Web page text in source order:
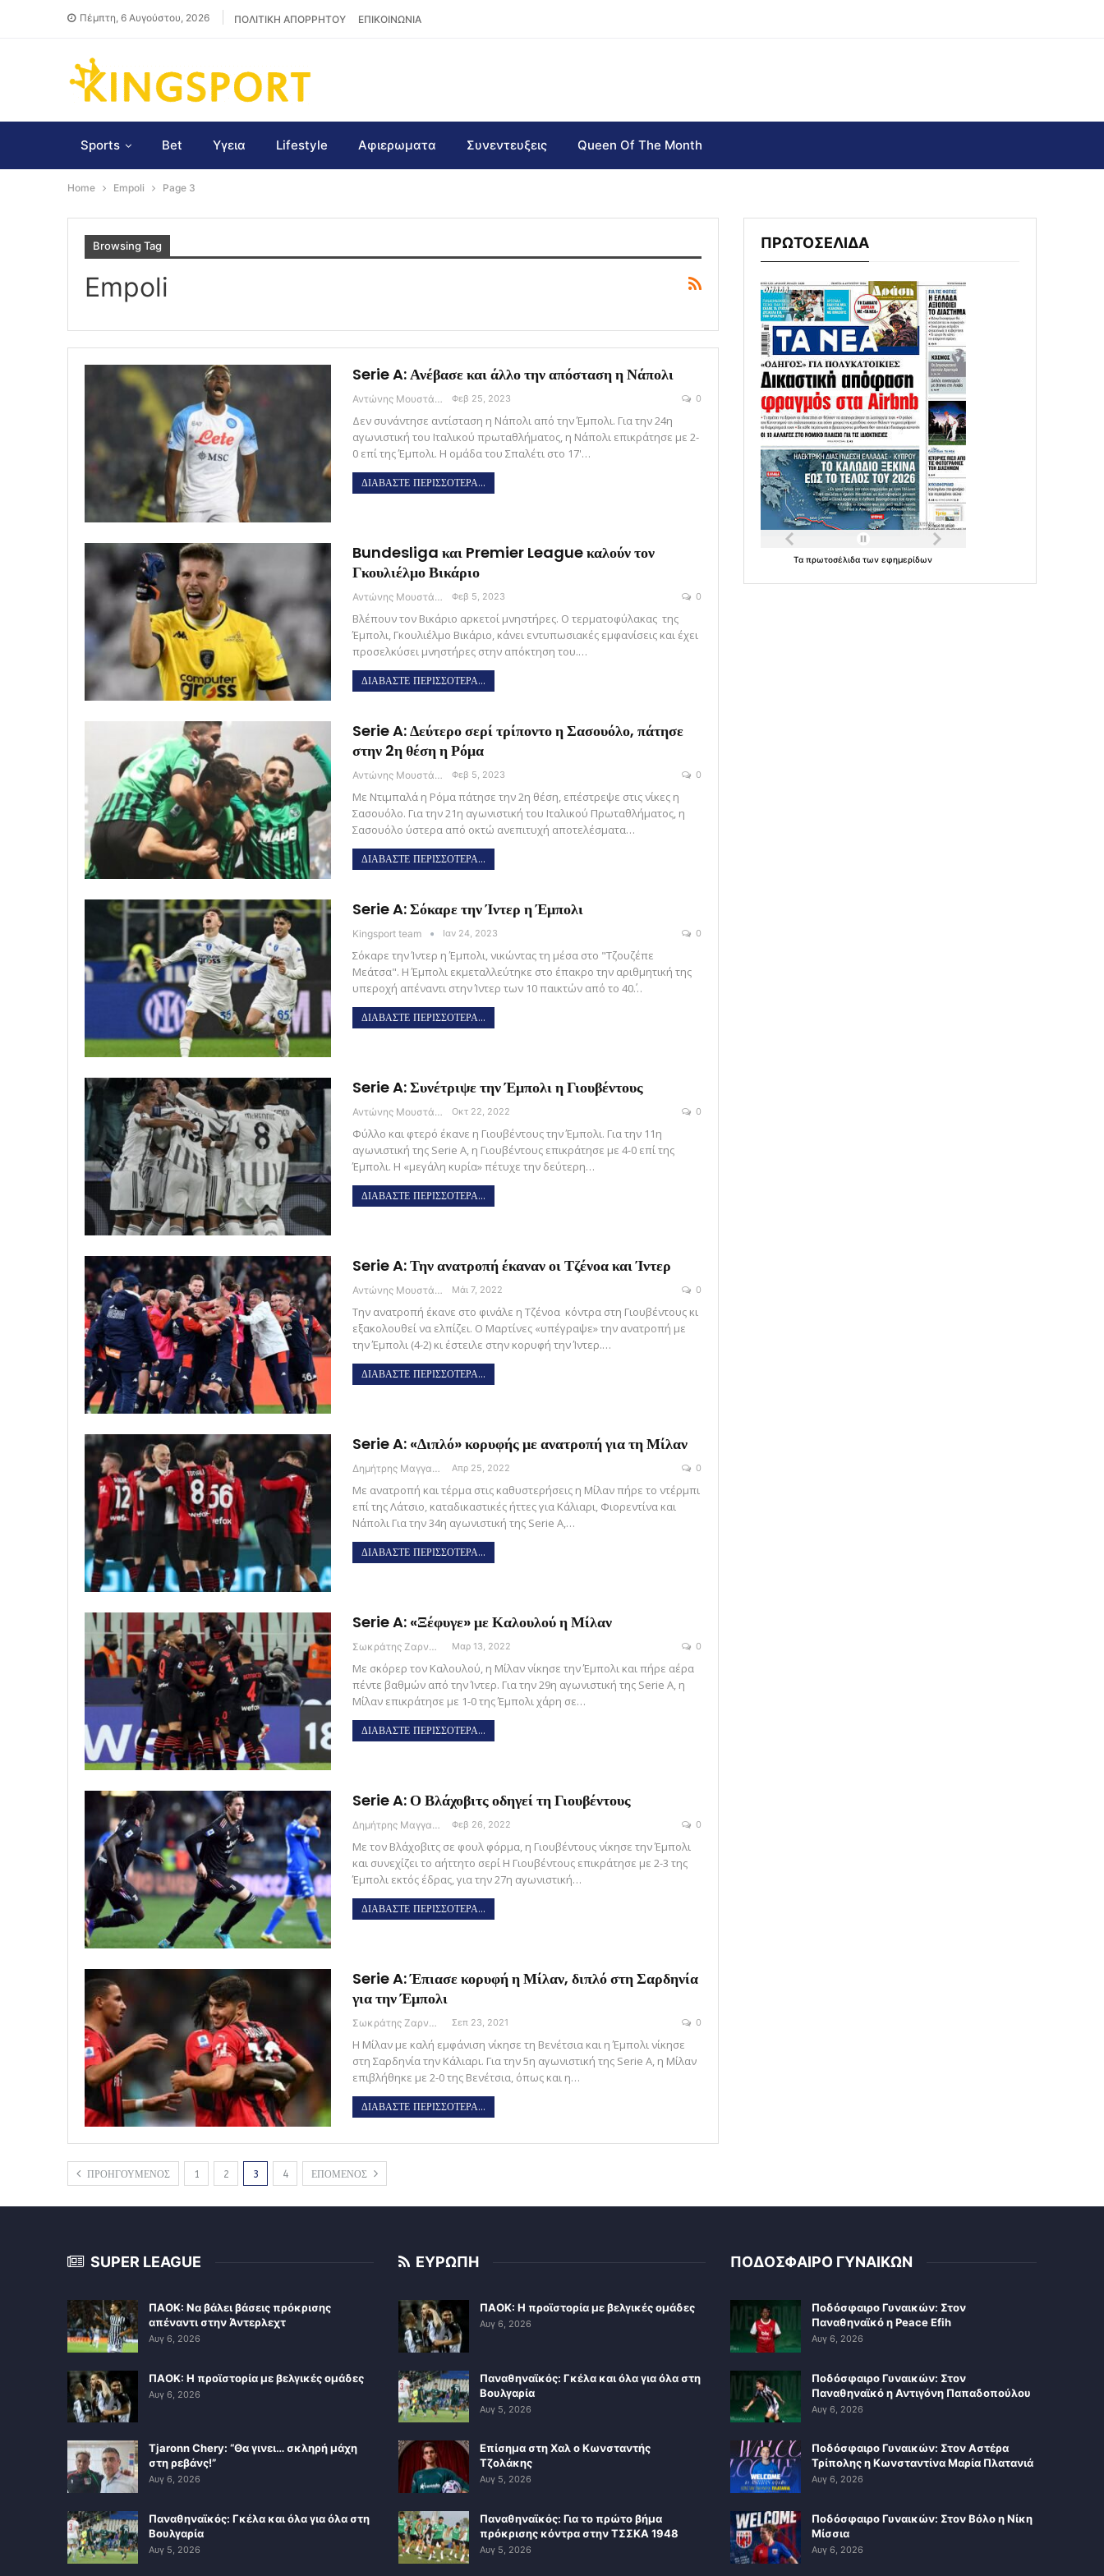
Πέμπτη, 6 Αυγούστου, 2026 ΠΟΛΙΤΙΚΗ ΑΠΟΡΡΗΤΟΥ ΕΠΙΚΟΙΝΩΝΙΑ
Sports Bet Υγεια Lifestyle Αφιερωματα Συνεντευξεις Queen Of The Month
Home Empoli Page 3
Browsing Tag
Empoli
Serie A: Ανέβασε και άλλο την απόσταση η Νάπολι
Αντώνης Μουστάκας Φεβ 25, 2023 0
Δεν συνάντησε αντίσταση η Νάπολι από την Έμπολι. Για την 24η
αγωνιστική του Ιταλικού πρωταθλήματος, η Νάπολι επικράτησε με 2-
0 επί της Έμπολι. Η ομάδα του Σπαλέτι στο 17'…
ΔΙΑΒΑΣΤΕ ΠΕΡΙΣΣΟΤΕΡΑ...
Bundesliga και Premier League καλούν τον
Γκουλιέλμο Βικάριο
Αντώνης Μουστάκας Φεβ 5, 2023 0
Βλέπουν τον Βικάριο αρκετοί μνηστήρες. Ο τερματοφύλακας της
Έμπολι, Γκουλιέλμο Βικάριο, κάνει εντυπωσιακές εμφανίσεις και έχει
προσελκύσει μνηστήρες στην απόκτηση του.…
ΔΙΑΒΑΣΤΕ ΠΕΡΙΣΣΟΤΕΡΑ...
Serie A: Δεύτερο σερί τρίποντο η Σασουόλο, πάτησε
στην 2η θέση η Ρόμα
Αντώνης Μουστάκας Φεβ 5, 2023 0
Με Ντιμπαλά η Ρόμα πάτησε την 2η θέση, επέστρεψε στις νίκες η
Σασουόλο. Για την 21η αγωνιστική του Ιταλικού Πρωταθλήματος, η
Σασουόλο ύστερα από οκτώ ανεπιτυχή αποτελέσματα…
ΔΙΑΒΑΣΤΕ ΠΕΡΙΣΣΟΤΕΡΑ...
Serie A: Σόκαρε την Ίντερ η Έμπολι
Kingsport team Ιαν 24, 2023 0
Σόκαρε την Ίντερ η Έμπολι, νικώντας τη μέσα στο "Τζουζέπε
Μεάτσα". Η Έμπολι εκμεταλλεύτηκε στο έπακρο την αριθμητική της
υπεροχή απέναντι στην Ίντερ των 10 παικτών από το 40΄…
ΔΙΑΒΑΣΤΕ ΠΕΡΙΣΣΟΤΕΡΑ...
Serie A: Συνέτριψε την Έμπολι η Γιουβέντους
Αντώνης Μουστάκας Οκτ 22, 2022 0
Φύλλο και φτερό έκανε η Γιουβέντους την Έμπολι. Για την 11η
αγωνιστική της Serie A, η Γιουβέντους επικράτησε με 4-0 επί της
Έμπολι. Η «μεγάλη κυρία» πέτυχε την δεύτερη…
ΔΙΑΒΑΣΤΕ ΠΕΡΙΣΣΟΤΕΡΑ...
Serie A: Την ανατροπή έκαναν οι Τζένοα και Ίντερ
Αντώνης Μουστάκας Μάι 7, 2022 0
Την ανατροπή έκανε στο φινάλε η Τζένοα κόντρα στη Γιουβέντους κι
εξακολουθεί να ελπίζει. Ο Μαρτίνες «υπέγραψε» την ανατροπή με
την Έμπολι (4-2) κι έστειλε στην κορυφή την Ίντερ.…
ΔΙΑΒΑΣΤΕ ΠΕΡΙΣΣΟΤΕΡΑ...
Serie A: «Διπλό» κορυφής με ανατροπή για τη Μίλαν
Δημήτρης Μαγγανάρης Απρ 25, 2022 0
Με ανατροπή και τέρμα στις καθυστερήσεις η Μίλαν πήρε το ντέρμπι
επί της Λάτσιο, καταδικαστικές ήττες για Κάλιαρι, Φιορεντίνα και
Νάπολι Για την 34η αγωνιστική της Serie A,…
ΔΙΑΒΑΣΤΕ ΠΕΡΙΣΣΟΤΕΡΑ...
Serie A: «Ξέφυγε» με Καλουλού η Μίλαν
Σωκράτης Ζαρναβέλης Μαρ 13, 2022 0
Με σκόρερ τον Καλουλού, η Μίλαν νίκησε την Έμπολι και πήρε αέρα
πέντε βαθμών από την Ίντερ. Για την 29η αγωνιστική της Serie A, η
Μίλαν επικράτησε με 1-0 της Έμπολι χάρη σε…
ΔΙΑΒΑΣΤΕ ΠΕΡΙΣΣΟΤΕΡΑ...
Serie A: Ο Βλάχοβιτς οδηγεί τη Γιουβέντους
Δημήτρης Μαγγανάρης Φεβ 26, 2022 0
Με τον Βλάχοβιτς σε φουλ φόρμα, η Γιουβέντους νίκησε την Έμπολι
και συνεχίζει το αήττητο σερί Η Γιουβέντους επικράτησε με 2-3 της
Έμπολι εκτός έδρας, για την 27η αγωνιστική…
ΔΙΑΒΑΣΤΕ ΠΕΡΙΣΣΟΤΕΡΑ...
Serie A: Έπιασε κορυφή η Μίλαν, διπλό στη Σαρδηνία
για την Έμπολι
Σωκράτης Ζαρναβέλης Σεπ 23, 2021 0
Η Μίλαν με καλή εμφάνιση νίκησε τη Βενέτσια και η Έμπολι νίκησε
στη Σαρδηνία την Κάλιαρι. Για την 5η αγωνιστική της Serie A, η Μίλαν
επιβλήθηκε με 2-0 της Βενέτσια, όπως και η…
ΔΙΑΒΑΣΤΕ ΠΕΡΙΣΣΟΤΕΡΑ...
ΠΡΟΗΓΟΥΜΕΝΟΣ 1 2 3 4 ΕΠΟΜΕΝΟΣ
ΠΡΩΤΟΣΕΛΙΔΑ
Ταπρωτοσέλιδατωνεφημερίδων
SUPER LEAGUE
ΠΑΟΚ: Να βάλει βάσεις πρόκρισης
απέναντι στην Άντερλεχτ
Αυγ 6, 2026
ΠΑΟΚ: Η προϊστορία με βελγικές ομάδες
Αυγ 6, 2026
Tjaronn Chery: “Θα γινει… σκληρή μάχη
στη ρεβάνς!”
Αυγ 6, 2026
Παναθηναϊκός: Γκέλα και όλα για όλα στη
Βουλγαρία
Αυγ 5, 2026
ΕΥΡΩΠΗ
ΠΑΟΚ: Η προϊστορία με βελγικές ομάδες
Αυγ 6, 2026
Παναθηναϊκός: Γκέλα και όλα για όλα στη
Βουλγαρία
Αυγ 5, 2026
Επίσημα στη Χαλ ο Κωνσταντής
Τζολάκης
Αυγ 5, 2026
Παναθηναϊκός: Για το πρώτο βήμα
πρόκρισης κόντρα στην ΤΣΣΚΑ 1948
Αυγ 5, 2026
ΠΟΔΟΣΦΑΙΡΟ ΓΥΝΑΙΚΩΝ
Ποδόσφαιρο Γυναικών: Στον
Παναθηναϊκό η Peace Efih
Αυγ 6, 2026
Ποδόσφαιρο Γυναικών: Στον
Παναθηναϊκό η Αντιγόνη Παπαδοπούλου
Αυγ 6, 2026
Ποδόσφαιρο Γυναικών: Στον Αστέρα
Τρίπολης η Κωνσταντίνα Μαρία Πλατανιά
Αυγ 6, 2026
Ποδόσφαιρο Γυναικών: Στον Βόλο η Νίκη
Μίσσια
Αυγ 6, 2026